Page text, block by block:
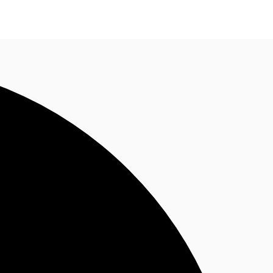
Nous contacter